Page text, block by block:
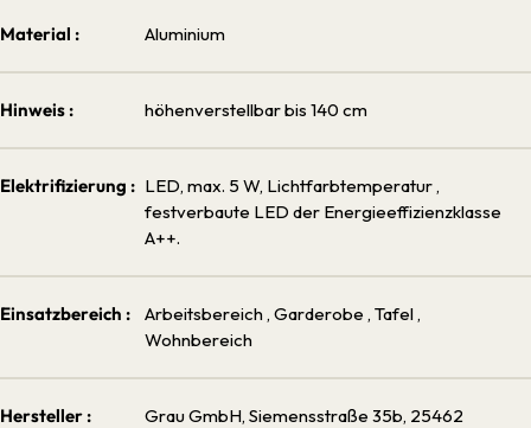
Material : Aluminium
Hinweis : höhenverstellbar bis 140 cm
Elektrifizierung : LED, max. 5 W, Lichtfarbtemperatur ,
festverbaute LED der Energieeffizienzklasse
A++.
Einsatzbereich : Arbeitsbereich , Garderobe , Tafel ,
Wohnbereich
Hersteller :
Grau GmbH, Siemensstraße 35b, 25462